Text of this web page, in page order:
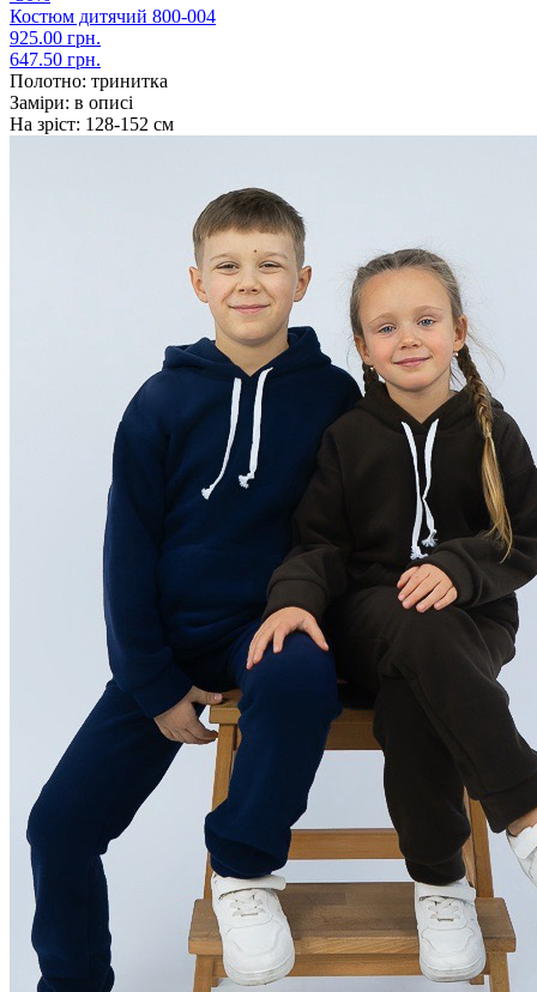
Костюм дитячий 800-004
925.00 грн.
647.50 грн.
Полотно: тринитка
Заміри: в описі
На зріст: 128-152 см